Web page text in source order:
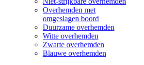
Overhemden met
omgeslagen boord
Duurzame overhemden
Witte overhemden
Zwarte overhemden
Blauwe overhemden